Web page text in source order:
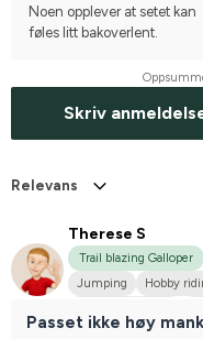
Noen opplever at setet kan
føles litt bakoverlent.
Skriv
Relevans
Therese S
Trail blazing Galloper
Jumping
Hobby
Passet ikke høy